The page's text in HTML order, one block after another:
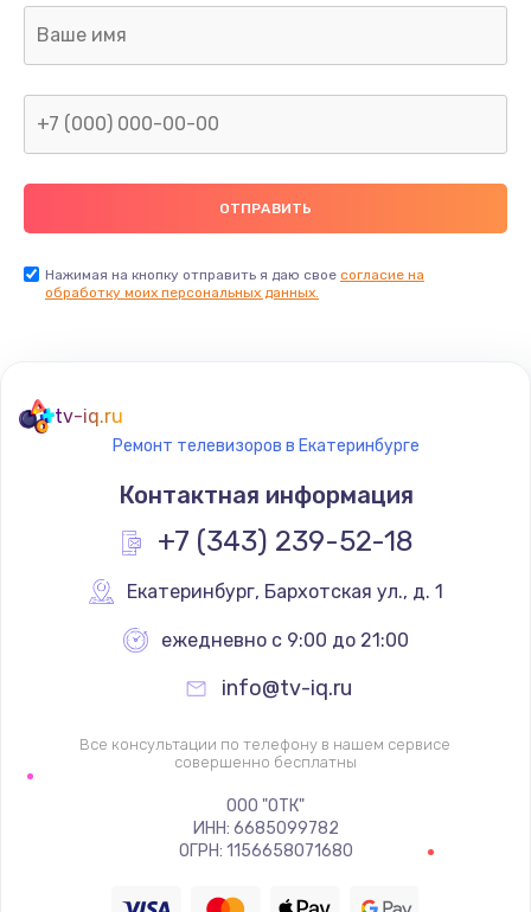
800 руб.
400 руб.
Не реагирует на кнопки
Не сопряжается с устройством
Заказать
1400 руб.
Заказать
Восстановление цепи питания, пайка
880 руб.
Нажимая на кнопку отправить я даю свое согласие на
обработку моих персональных данных.
tv-iq.ru
Ремонт телевизоров в Екатеринбурге
Контактная информация
+7 (343) 239-52-18
Екатеринбург, Бархотская ул., д. 1
ежедневно с 9:00 до 21:00
info@tv-iq.ru
Все консультации по телефону в нашем сервисе
совершенно бесплатны
ООО "ОТК"
ИНН: 6685099782
ОГРН: 1156658071680